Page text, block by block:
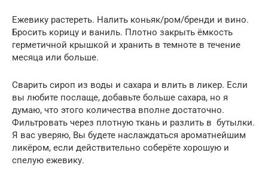
Ежевику растереть. Налить коньяк/ром/бренди и вино.
Бросить корицу и ваниль. Плотно закрыть ёмкость
герметичной крышкой и хранить в темноте в течение
месяца или больше.
Сварить сироп из воды и сахара и влить в ликер. Если
вы любите послаще, добавьте больше сахара, но я
думаю, что этого количества вполне достаточно.
Фильтровать через плотную ткань и разлить в бутылки.
Я вас уверяю, Вы будете наслаждаться ароматнейшим
ликёром, если действительно соберёте хорошую и
спелую ежевику.